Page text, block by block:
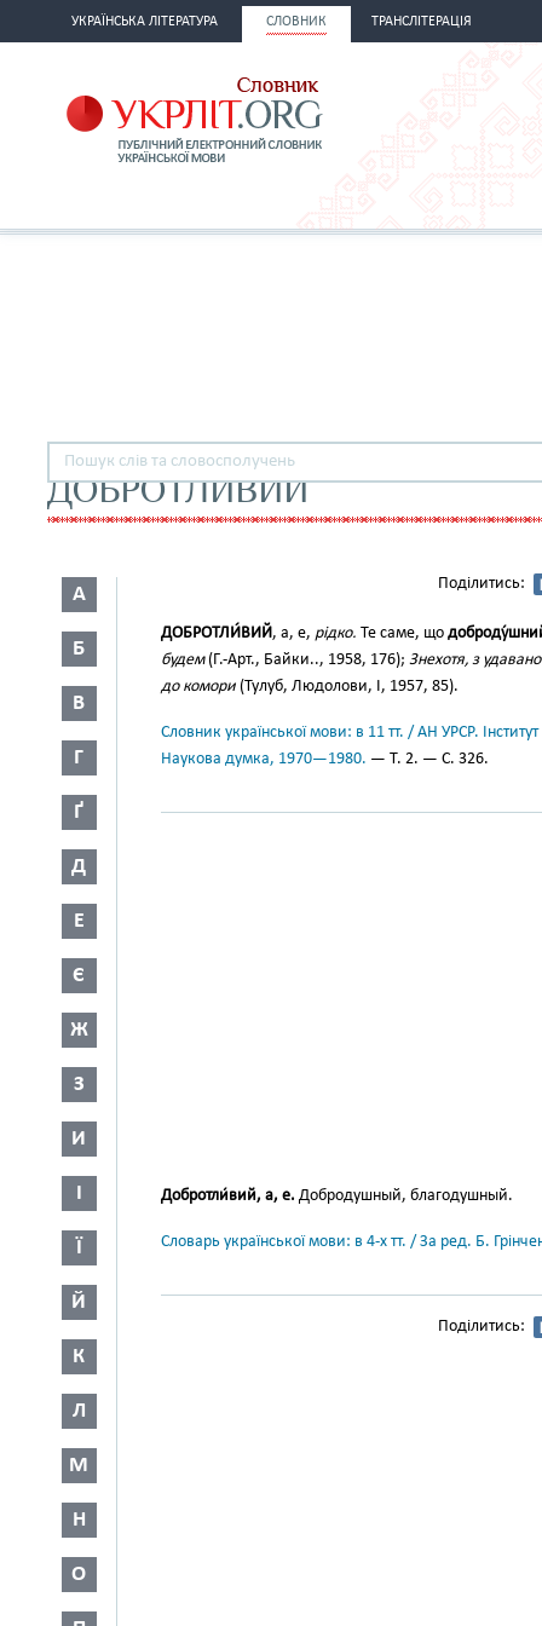
УКРАЇНСЬКА ЛІТЕРАТУРА СЛОВНИК ТРАНСЛІТЕРАЦІЯ
ДОБРОТЛИВИЙ
А
Б
В
Г
Ґ
Д
Е
Є
Ж
З
И
І
Ї
Й
К
Л
М
Н
О
Поділитись:
ДОБРОТЛИ́ВИЙ, а, е, рідко. Те саме, що
будем(Г.-Арт., Байки.., 1958, 176); Знехотя, з
до комори (Тулуб, Людолови, І, 1957, 85).
Словник української мови: в 11 тт. / АН УРСР.
Наукова думка, 1970—1980. — Т. 2. — С. 326.
Добротли́вий, а, е. Добродушный, благодушный.
Словарь української мови: в 4-х тт. / За ред. Б.
Поділитись: